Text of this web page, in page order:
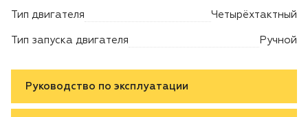
Тип двигателя Четырёхтактный
Тип запуска двигателя Ручной
Руководство по эксплуатации